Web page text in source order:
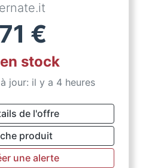
€
stock
jour: il y a 4 heures
de l'offre
produit
une alerte